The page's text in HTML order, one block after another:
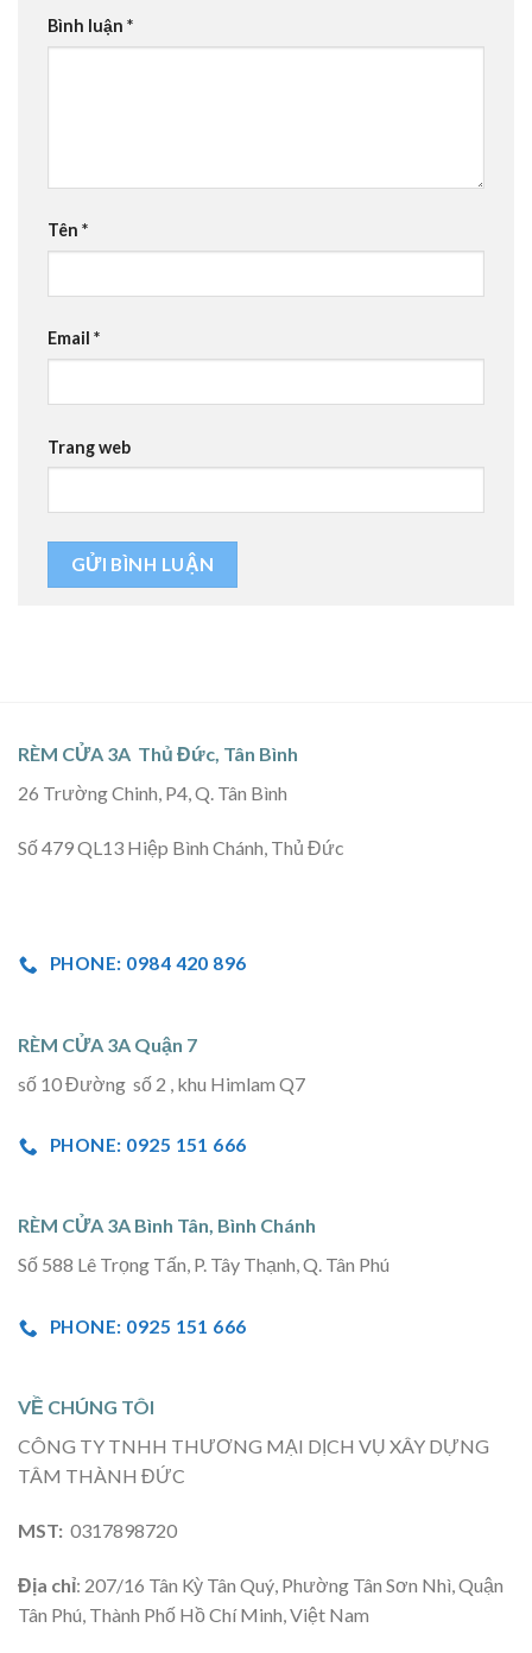
Bình luận *
Tên *
Email *
Trang web
RÈM CỬA 3A Thủ Đức, Tân Bình
26 Trường Chinh, P4, Q. Tân Bình
Số 479 QL13 Hiệp Bình Chánh, Thủ Đức
PHONE: 0984 420 896
RÈM CỬA 3A Quận 7
số 10 Đường số 2 , khu Himlam Q7
PHONE: 0925 151 666
RÈM CỬA 3A Bình Tân, Bình Chánh
Số 588 Lê Trọng Tấn, P. Tây Thạnh, Q. Tân Phú
PHONE: 0925 151 666
VỀ CHÚNG TÔI
CÔNG TY TNHH THƯƠNG MẠI DỊCH VỤ XÂY DỰNG
TÂM THÀNH ĐỨC
MST: 0317898720
Địa chỉ: 207/16 Tân Kỳ Tân Quý, Phường Tân Sơn Nhì, Quận
Tân Phú, Thành Phố Hồ Chí Minh, Việt Nam